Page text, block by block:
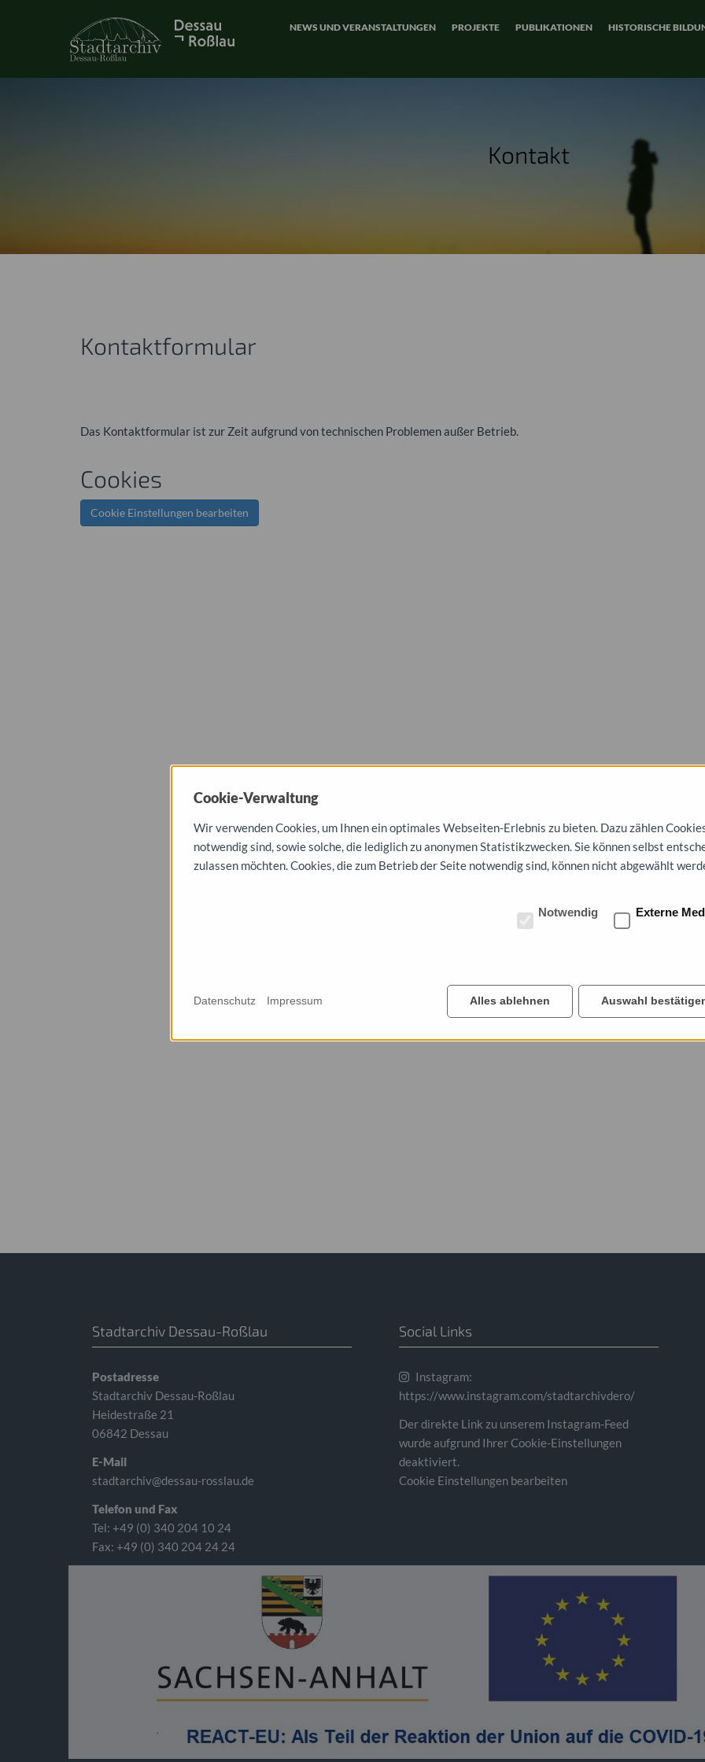
NEWS UND VERANSTALTUNGEN PROJEKTE PUBLIKATIONEN HISTORISCHE
Kontakt
Kontaktformular
Das Kontaktformular ist zur Zeit aufgrund von technischen Problemen außer Betrieb.
Cookies
Cookie Einstellungen bearbeiten
Stadtarchiv Dessau-Roßlau
Postadresse
Stadtarchiv Dessau-Roßlau
Heidestraße 21
06842 Dessau
E-Mail
stadtarchiv@dessau-rosslau.de
Telefon und Fax
Tel: +49 (0) 340 204 10 24
Fax: +49 (0) 340 204 24 24
Social Links
Instagram:
https://www.instagram.com/stadtarchivdero/
Der direkte Link zu unserem Instagram-Feed
wurde aufgrund Ihrer Cookie-Einstellungen
deaktiviert.
Cookie Einstellungen bearbeiten
Cookie-Verwaltung
Wir verwenden Cookies, um Ihnen ein optimales Webseiten-Erlebnis zu bieten. Dazu zählen
notwendig sind, sowie solche, die lediglich zu anonymen Statistikzwecken. Sie können selbst
zulassen möchten. Cookies, die zum Betrieb der Seite notwendig sind, können nicht abgewählt
Notwendig Externe
Alles ablehnen Auswahl
Datenschutz Impressum